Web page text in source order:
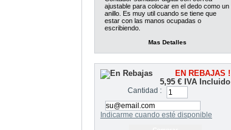
ajustable para colocar en el dedo como un
anillo. Es muy util cuando se tiene que
estar con las manos ocupadas o
escribiendo.
Mas Detalles
EN REBAJAS !
5,95 € IVA Incluido
Cantidad :
Indicarme cuando esté disponible